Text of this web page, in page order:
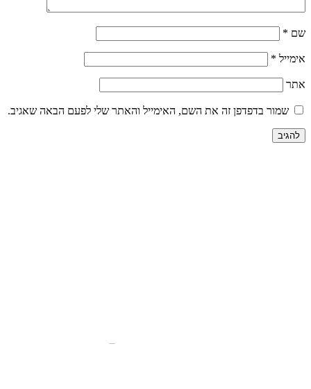
שם *
אימייל *
אתר
שמור בדפדפן זה את השם, האימייל והאתר שלי לפעם הבאה שאגיב.